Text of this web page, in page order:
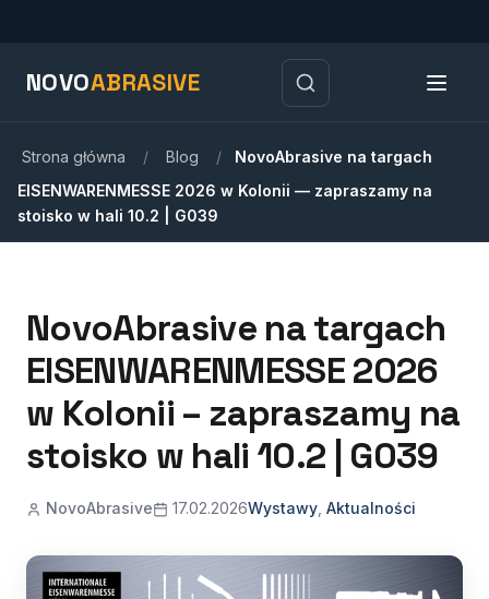
NOVOABRASIVE
Strona główna / Blog /
NovoAbrasive na targach
EISENWARENMESSE 2026 w Kolonii — zapraszamy na
stoisko w hali 10.2 | G039
NovoAbrasive na targach
EISENWARENMESSE 2026
w Kolonii – zapraszamy na
stoisko w hali 10.2 | G039
NovoAbrasive 17.02.2026Wystawy Aktualności